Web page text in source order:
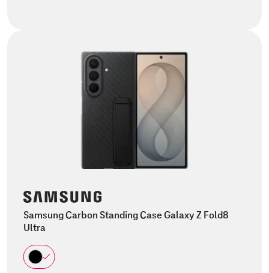
Samsung Carbon Standing Case Galaxy Z Fold8
Ultra